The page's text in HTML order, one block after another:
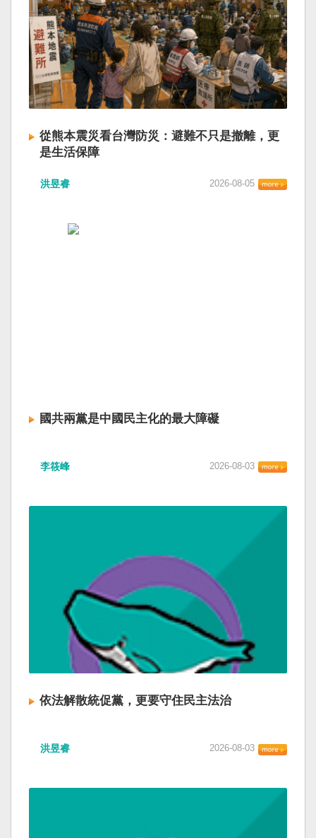
從熊本震災看台灣防災：避難不只是撤離，更
是生活保障
洪昱睿 2026-08-05
國共兩黨是中國民主化的最大障礙
李筱峰 2026-08-03
依法解散統促黨，更要守住民主法治
洪昱睿 2026-08-03